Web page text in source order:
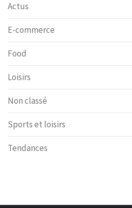
Actus
E-commerce
Food
Loisirs
Non classé
Sports et loisirs
Tendances